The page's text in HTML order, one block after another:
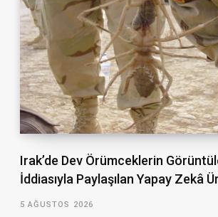
Irak’de Dev Örümceklerin
İddiasıyla Paylaşılan Yapay Zekâ
5 AĞUSTOS 2026